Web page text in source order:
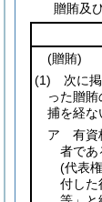
贈賄及
(贈賄)
(1) 次に掲
った贈
捕を経な
ア 有資
者であ
(代表
付した